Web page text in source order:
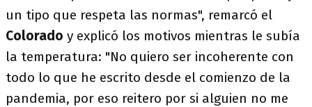
un tipo que respeta las normas", remarcó el
Colorado y explicó los motivos mientras le subía
la temperatura: "No quiero ser incoherente con
todo lo que he escrito desde el comienzo de la
pandemia, por eso reitero por si alguien no me